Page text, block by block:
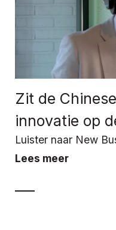
Zit de
innovatie op
Luister naar New
Lees meer